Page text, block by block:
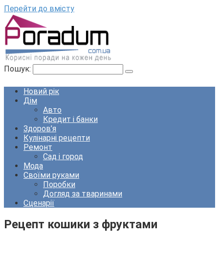
Перейти до вмісту
Пошук:
Новий рік
Дім
Авто
Кредит і банки
Здоров’я
Кулінарні рецепти
Ремонт
Сад і город
Мода
Своїми руками
Поробки
Догляд за тваринами
Сценарії
Рецепт кошики з фруктами